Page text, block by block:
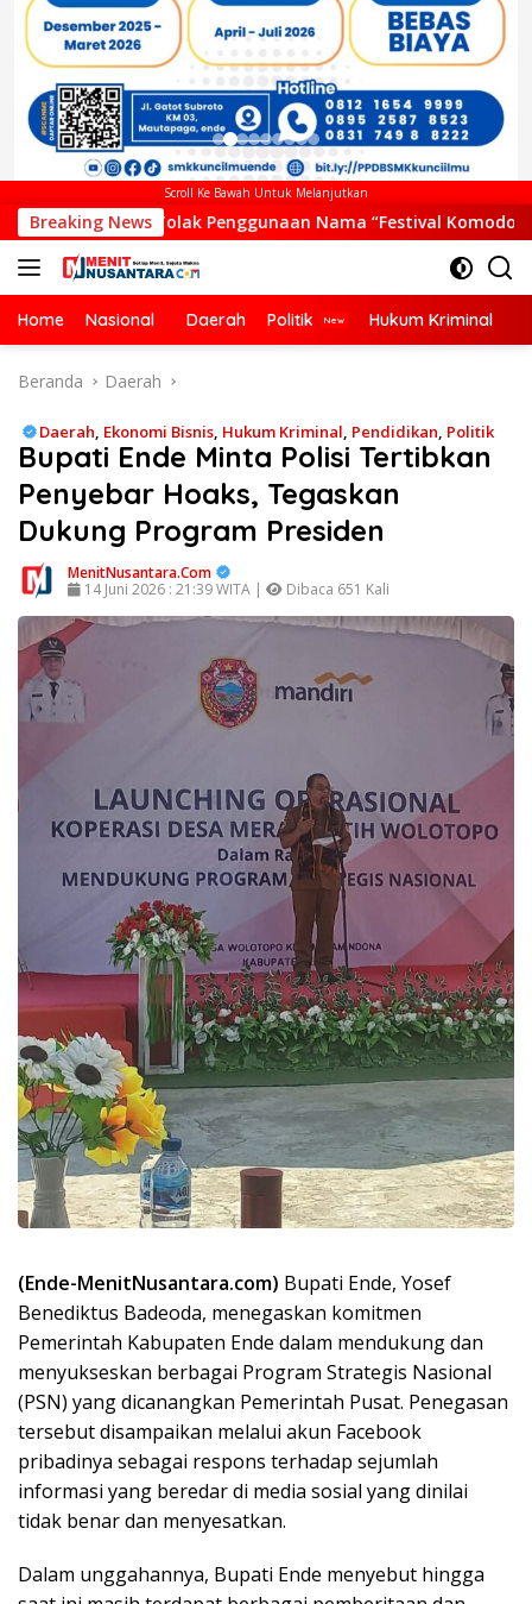
Scroll Ke Bawah Untuk Melanjutkan
Breaking News
Penggunaan Nama “Festival Komodo Riung”, Nilai
Home Nasional Daerah Politik Hukum Kriminal
Beranda Daerah
Daerah, Ekonomi Bisnis, Hukum Kriminal, Pendidikan, Politik
Bupati Ende Minta Polisi Tertibkan
Penyebar Hoaks, Tegaskan
Dukung Program Presiden
MenitNusantara.Com
14 Juni 2026 : 21:39 WITA |
Dibaca 651 Kali
(Ende-MenitNusantara.com) Bupati Ende, Yosef
Benediktus Badeoda, menegaskan komitmen
Pemerintah Kabupaten Ende dalam mendukung dan
menyukseskan berbagai Program Strategis Nasional
(PSN) yang dicanangkan Pemerintah Pusat. Penegasan
tersebut disampaikan melalui akun Facebook
pribadinya sebagai respons terhadap sejumlah
informasi yang beredar di media sosial yang dinilai
tidak benar dan menyesatkan.
Dalam unggahannya, Bupati Ende menyebut hingga